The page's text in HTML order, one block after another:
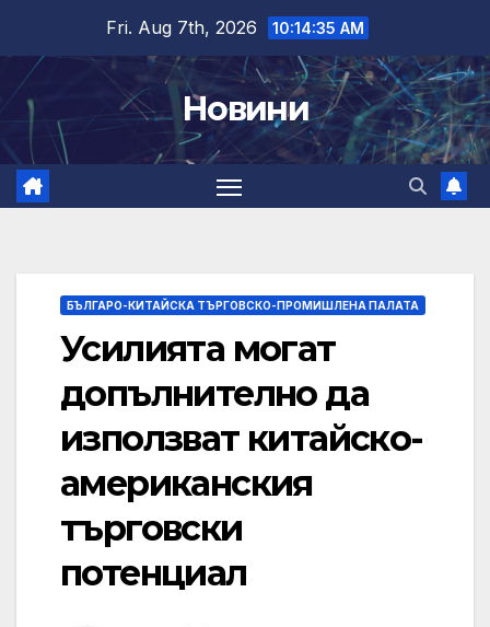
content
Fri. Aug 7th, 2026 10:14:37 AM
Новини
БЪЛГАРО-КИТАЙСКА ТЪРГОВСКО-ПРОМИШЛЕНА ПАЛАТА
Усилията могат
допълнително да
използват китайско-
американския
търговски
потенциал